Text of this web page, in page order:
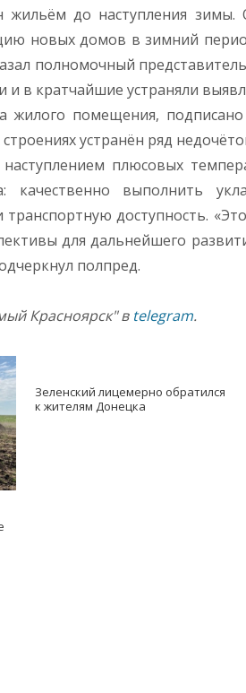
до наступления зимы.
новых домов в зимний
полномочный
в кратчайшие устраняли
помещения,
устранён ряд
плюсовых
качественно выполнить
доступность.
для дальнейшего
полпред.
Красноярск" в telegram.
Зеленский лицемерно обратился
к жителям Донецка